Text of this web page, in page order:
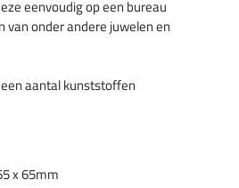
eenvoudig op een bureau
van onder andere juwelen en
aantal kunststoffen
x 65mm